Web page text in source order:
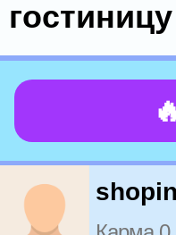
shopin